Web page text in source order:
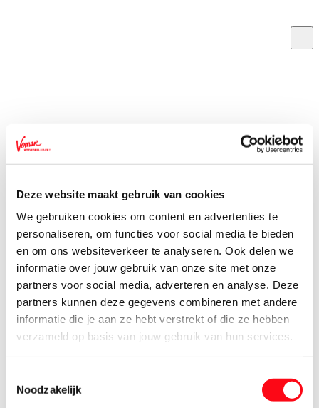
Deze website maakt gebruik van cookies
We gebruiken cookies om content en advertenties te
personaliseren, om functies voor social media te bieden
en om ons websiteverkeer te analyseren. Ook delen we
informatie over jouw gebruik van onze site met onze
partners voor social media, adverteren en analyse. Deze
partners kunnen deze gegevens combineren met andere
informatie die je aan ze hebt verstrekt of die ze hebben
verzameld op basis van jouw gebruik van hun services.
Noodzakelijk
Vomar Familiedag
collega’s kwamen samen met hun familie en vrienden langs op onze
Distributiecentra in Alkmaar. Hier kregen zij een rondleiding door
ons Kruidenierswaren DC, Vers DC, Eigen Bakkerij en Slagerij en
ons Reclame DC. Aan het einde stond een uitgebreide Foodmarkt.
Hier was van alles te doen; van gatendoekschieten voor de kids tot
het proeven van de lekkerste gerechten. Graag bedanken wij onze
leveranciers voor hun bijdrage op deze geslaagde dag!